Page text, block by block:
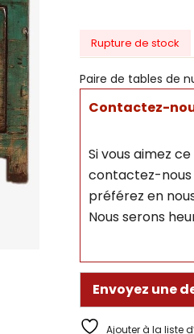
Rupture de stock
Paire de tables de
Contactez-
Si vous aimez
contactez-nous
préférez en
Nous serons
Envoyez une
Ajouter à la liste